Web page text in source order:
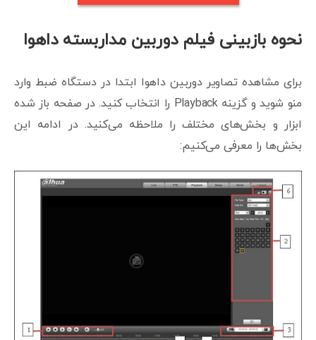
نحوه بازبینی فیلم دوربین مداربسته داهوا
برای مشاهده تصاویر دوربین داهوا ابتدا در دستگاه ضبط وارد
منو شوید و گزینه Playback را انتخاب کنید. در صفحه باز شده
ابزار و بخش‌های مختلف را ملاحظه می‌کنید. در ادامه این
بخش‌ها را معرفی می‌کنیم: